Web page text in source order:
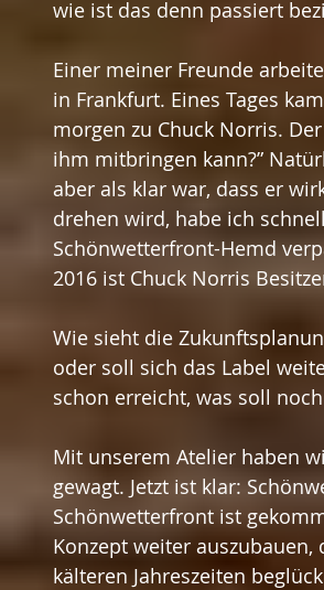
wie ist das denn passiert
Einer meiner Freunde
in Frankfurt. Eines Tages
morgen zu Chuck Norris.
ihm mitbringen kann?”
aber als klar war, dass er
drehen wird, habe ich
Schönwetterfront-Hemd
2016 ist Chuck Norris
Wie sieht die
oder soll sich das Label
schon erreicht, was soll
Mit unserem Atelier haben
gewagt. Jetzt ist klar:
Schönwetterfront ist
Konzept weiter
kälteren Jahreszeiten